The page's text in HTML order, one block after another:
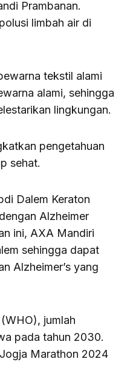
Prambanan.
limbah air di
tekstil alami
alami, sehingga
lingkungan.
pengetahuan
sehat.
Dalem Keraton
Alzheimer
ini, AXA Mandiri
sehingga dapat
Alzheimer’s yang
jumlah
pada tahun 2030.
Marathon 2024